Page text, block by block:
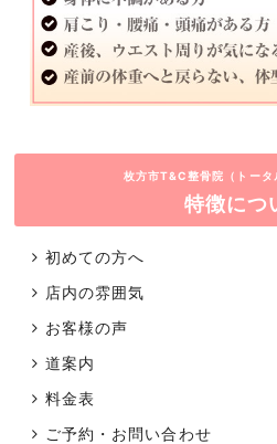
枚方市T&C整骨院（トータ
特徴につ
初めての方へ
店内の雰囲気
お客様の声
道案内
料金表
ご予約・お問い合わせ